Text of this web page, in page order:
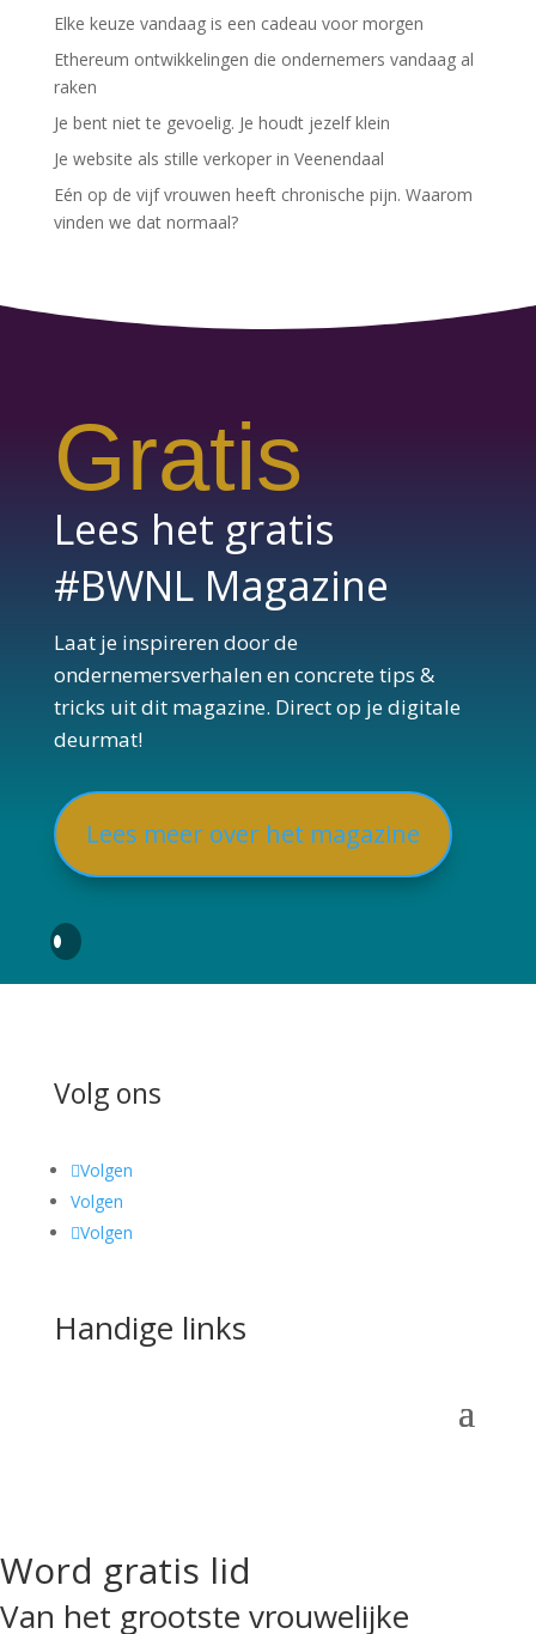
Elke keuze vandaag is een cadeau voor morgen
Ethereum ontwikkelingen die ondernemers vandaag al
raken
Je bent niet te gevoelig. Je houdt jezelf klein
Je website als stille verkoper in Veenendaal
Eén op de vijf vrouwen heeft chronische pijn. Waarom
vinden we dat normaal?
Gratis
Lees het gratis
#BWNL Magazine
Laat je inspireren door de
ondernemersverhalen en concrete tips &
tricks uit dit magazine. Direct op je digitale
deurmat!
Lees meer over het magazine
Volg ons
Volgen
Volgen
Volgen
Handige links
Word gratis lid
Van het grootste vrouwelijke